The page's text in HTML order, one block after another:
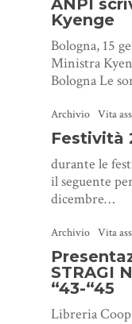
Kyenge
Bologna, 15
Ministra
Bologna Le
Archivio Vita
Festività
durante le
il seguente
dicembre…
Archivio Vita
STRAGI
“43-“45
Libreria